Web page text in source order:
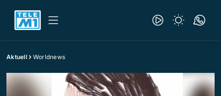
Aktuell Worldnews